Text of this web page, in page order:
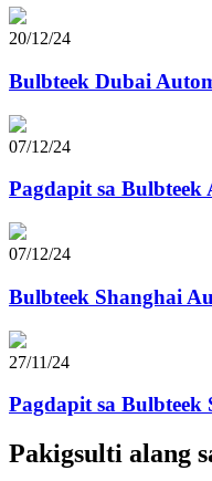
20/12/24
Bulbteek Dubai
07/12/24
Pagdapit sa
07/12/24
Bulbteek Shanghai
27/11/24
Pagdapit sa Bulbteek
Pakigsulti alang